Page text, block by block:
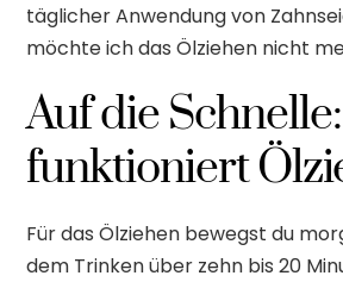
täglicher Anwendung von
möchte ich das Ölziehen nicht
Auf die
funktioniert
Für das Ölziehen bewegst du
dem Trinken über zehn bis 20